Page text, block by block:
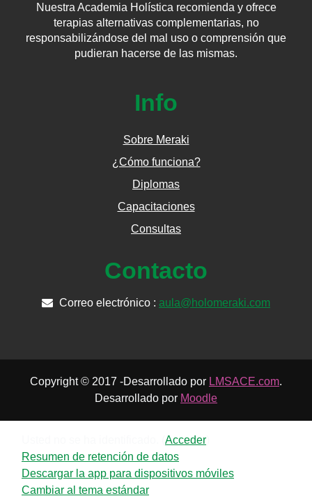
Nuestra Academia Holística recomienda y ofrece
terapias alternativas complementarias, no
responsabilizándose del mal uso o comprensión que
pudieran hacerse de las mismas.
Info
Sobre Meraki
¿Cómo funciona?
Diplomas
Capacitaciones
Consultas
Contacto
Correo electrónico : aula@holomeraki.com
Copyright © 2017 -Desarrollado por LMSACE.com.
Desarrollado por Moodle
Acceder
Resumen de retención de datos
Descargar la app para dispositivos móviles
Cambiar al tema estándar